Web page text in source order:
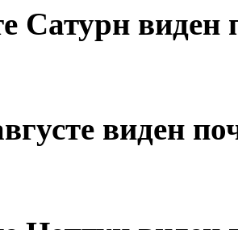
Сатурн виден
виден